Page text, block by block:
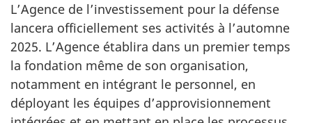
L’Agence de l’investissement pour la défense
lancera officiellement ses activités à l’automne
2025. L’Agence établira dans un premier temps
la fondation même de son organisation,
notamment en intégrant le personnel, en
déployant les équipes d’approvisionnement